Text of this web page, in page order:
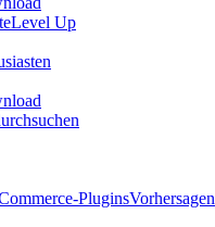
Level Up
PluginsVorhersagen